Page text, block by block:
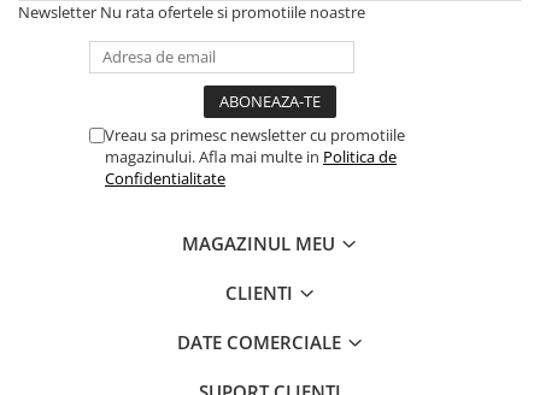
Newsletter Nu rata ofertele si promotiile noastre
Vreau sa primesc newsletter cu promotiile
magazinului. Afla mai multe in Politica de
Confidentialitate
MAGAZINUL MEU
CLIENTI
DATE COMERCIALE